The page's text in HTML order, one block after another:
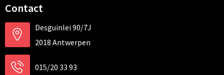
Contact
Desguinlei 90/7J
2018 Antwerpen
015/20 33 93